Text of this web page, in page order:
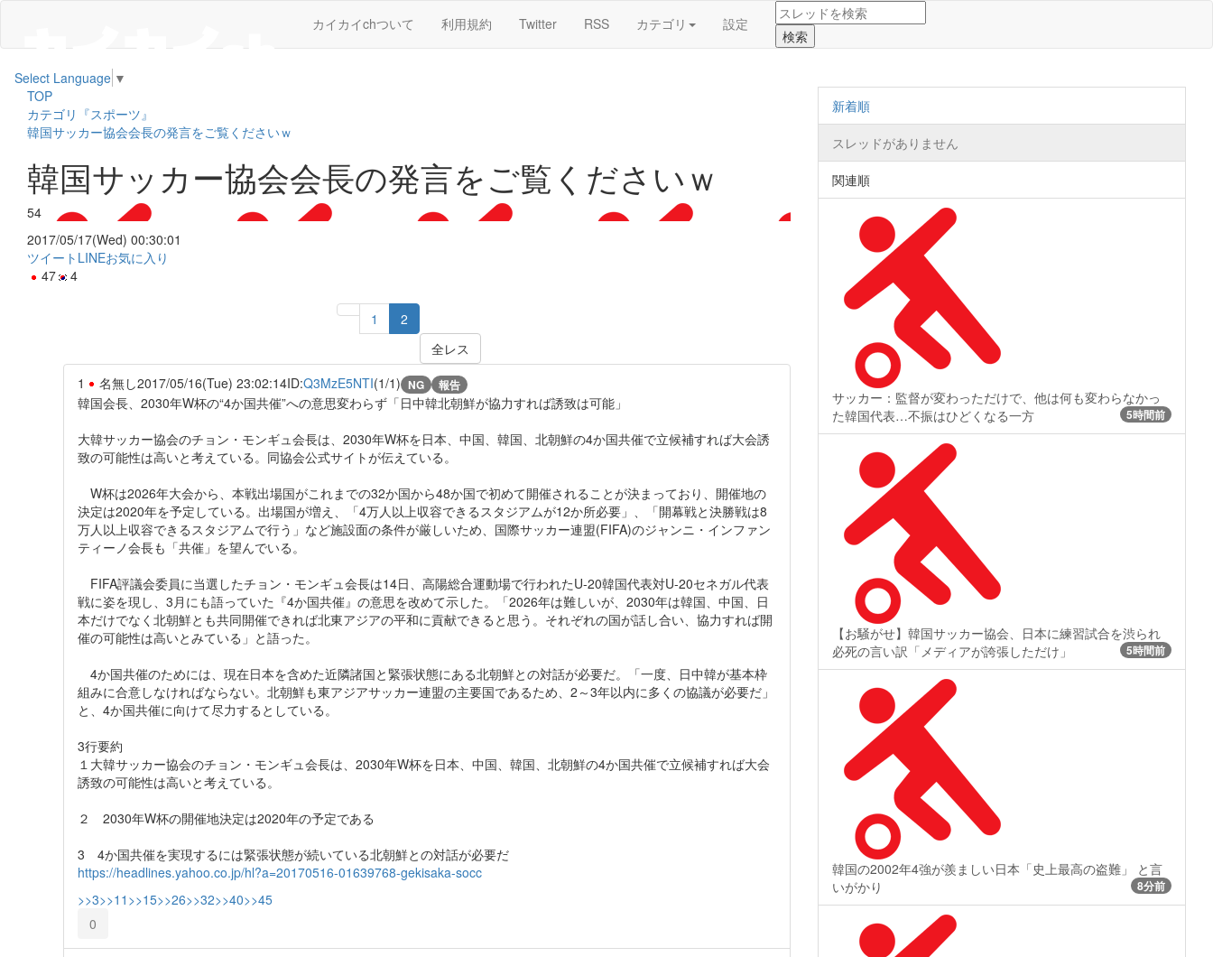
カイカイchついて 利用規約 Twitter RSS カテゴリ 設定
Select Language ▼
TOP
カテゴリ『スポーツ』
韓国サッカー協会会長の発言をご覧くださいｗ
韓国サッカー協会会長の発言をご覧くださいｗ
54
2017/05/17(Wed) 00:30:01
ツイート LINEお気に入り
47
4
1
2
全レス
1
名無し2017/05/16(Tue) 23:02:14ID:Q3MzE5NTI(1/1) NG 報告
韓国会長、2030年W杯の“4か国共催”への意思変わらず「日中韓北朝鮮が協力すれば誘致は可能」
大韓サッカー協会のチョン・モンギュ会長は、2030年W杯を日本、中国、韓国、北朝鮮の4か国共催で立候補すれば大会誘
致の可能性は高いと考えている。同協会公式サイトが伝えている。
W杯は2026年大会から、本戦出場国がこれまでの32か国から48か国で初めて開催されることが決まっており、開催地の
決定は2020年を予定している。出場国が増え、「4万人以上収容できるスタジアムが12か所必要」、「開幕戦と決勝戦は8
万人以上収容できるスタジアムで行う」など施設面の条件が厳しいため、国際サッカー連盟(FIFA)のジャンニ・インファン
ティーノ会長も「共催」を望んでいる。
FIFA評議会委員に当選したチョン・モンギュ会長は14日、高陽総合運動場で行われたU-20韓国代表対U-20セネガル代表
戦に姿を現し、3月にも語っていた『4か国共催』の意思を改めて示した。「2026年は難しいが、2030年は韓国、中国、日
本だけでなく北朝鮮とも共同開催できれば北東アジアの平和に貢献できると思う。それぞれの国が話し合い、協力すれば開
催の可能性は高いとみている」と語った。
4か国共催のためには、現在日本を含めた近隣諸国と緊張状態にある北朝鮮との対話が必要だ。「一度、日中韓が基本枠
組みに合意しなければならない。北朝鮮も東アジアサッカー連盟の主要国であるため、2～3年以内に多くの協議が必要だ」
と、4か国共催に向けて尽力するとしている。
3行要約
１大韓サッカー協会のチョン・モンギュ会長は、2030年W杯を日本、中国、韓国、北朝鮮の4か国共催で立候補すれば大会
誘致の可能性は高いと考えている。
２ 2030年W杯の開催地決定は2020年の予定である
3 4か国共催を実現するには緊張状態が続いている北朝鮮との対話が必要だ
https://headlines.yahoo.co.jp/hl?a=20170516-01639768-gekisaka-socc
>>3>>11 >>15>>26>>32>>40>>45
0
新着順
スレッドがありません
関連順
サッカー：監督が変わっただけで、他は何も変わらなかっ
た韓国代表…不振はひどくなる一方
5時間前
【お騒がせ】韓国サッカー協会、日本に練習試合を渋られ
必死の言い訳「メディアが誇張しただけ」
5時間前
韓国の2002年4強が羨ましい日本「史上最高の盗難」 と言
いがかり
8分前